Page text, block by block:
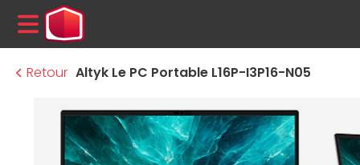
MENU
Retour Altyk Le PC Portable L16P-I3P16-N05